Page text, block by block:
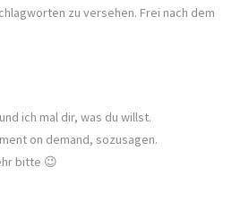
zu versehen. Frei nach dem
ich mal dir, was du willst.
on demand, sozusagen.
bitte 😉